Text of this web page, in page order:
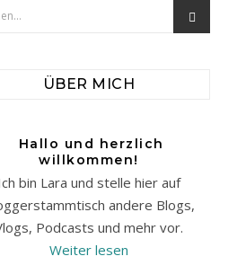
ÜBER MICH
Hallo und herzlich
willkommen!
bin Lara und stelle hier auf
andere Blogs,
Podcasts und mehr vor.
Weiter lesen